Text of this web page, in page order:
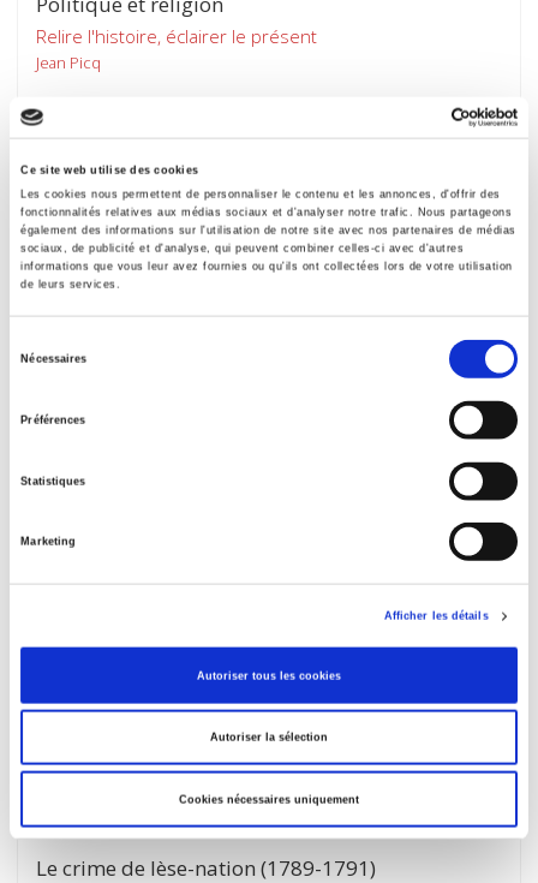
Ce site web utilise des cookies
Les cookies nous permettent de personnaliser le contenu et les annonces, d'offrir des
fonctionnalités relatives aux médias sociaux et d'analyser notre trafic. Nous partageons
également des informations sur l'utilisation de notre site avec nos partenaires de médias
sociaux, de publicité et d'analyse, qui peuvent combiner celles-ci avec d'autres
informations que vous leur avez fournies ou qu'ils ont collectées lors de votre utilisation
de leurs services.
Nécessaires
Préférences
Statistiques
Marketing
Afficher les détails
Autoriser tous les cookies
Autoriser la sélection
Cookies nécessaires uniquement
Relire l'histoire, éclairer le présent
Jean Picq
Le crime de lèse-nation (1789-1791)